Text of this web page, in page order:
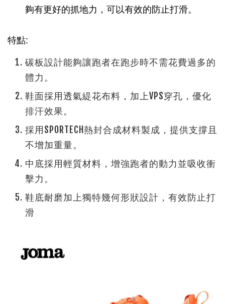
夠有更好的抓地力，可以有效的防止打滑。
特點:
碳板設計能夠讓跑者在跑步時不需花費過多的
體力。
鞋面採用透氣緹花布料，加上VPS穿孔，優化
排汗效果。
採用SPORTECH熱封合成材料製成，提供支撐且
不增加重量。
中底採用輕質材料，增強跑者的動力並吸收衝
擊力。
鞋底耐磨加上獨特幾何形狀設計，有效防止打
滑